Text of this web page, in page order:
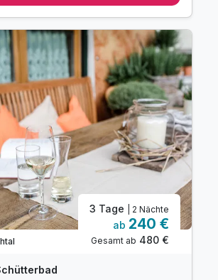
und Ruheräume
Bademantel für Ihren Aufenthalt
3 Tage | 2 Nächte
ab 240 €
Gesamt ab 480 €